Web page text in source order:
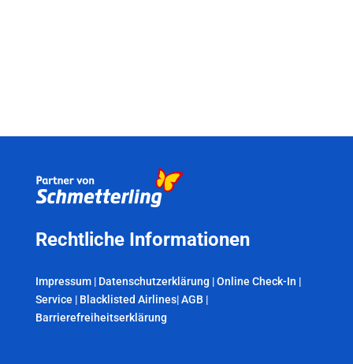
Rechtliche Informationen
Impressum| Datenschutzerklärung |Online Check-In |
Service | Blacklisted Airlines|AGB |
Barrierefreiheitserklärung